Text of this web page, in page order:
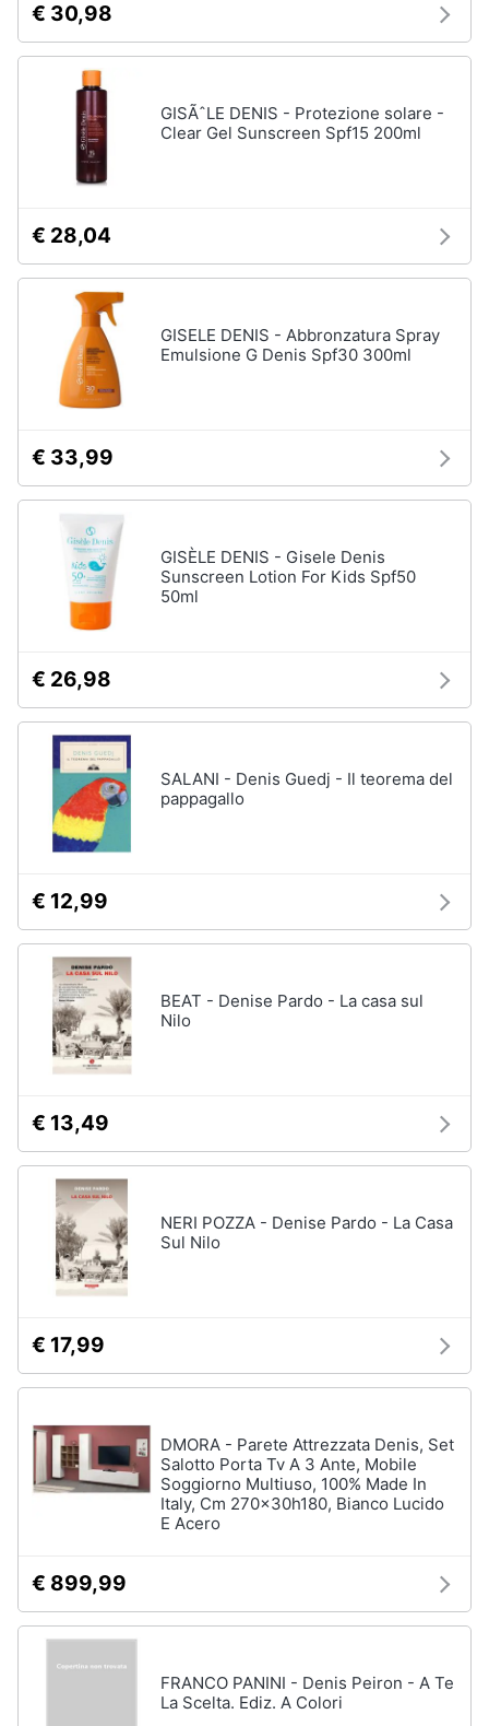
€ 30,98
GISÃˆLE DENIS - Protezione solare -
Clear Gel Sunscreen Spf15 200ml
€ 28,04
GISELE DENIS - Abbronzatura Spray
Emulsione G Denis Spf30 300ml
€ 33,99
GISÈLE DENIS - Gisele Denis
Sunscreen Lotion For Kids Spf50
50ml
€ 26,98
SALANI - Denis Guedj - Il teorema del
pappagallo
€ 12,99
BEAT - Denise Pardo - La casa sul
Nilo
€ 13,49
NERI POZZA - Denise Pardo - La Casa
Sul Nilo
€ 17,99
DMORA - Parete Attrezzata Denis, Set
Salotto Porta Tv A 3 Ante, Mobile
Soggiorno Multiuso, 100% Made In
Italy, Cm 270x30h180, Bianco Lucido
E Acero
€ 899,99
FRANCO PANINI - Denis Peiron - A Te
La Scelta. Ediz. A Colori